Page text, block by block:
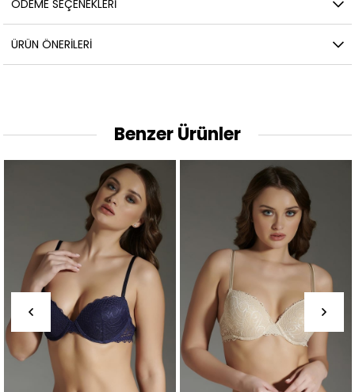
ÖDEME SEÇENEKLERI
ÜRÜN ÖNERILERI
Benzer Ürünler